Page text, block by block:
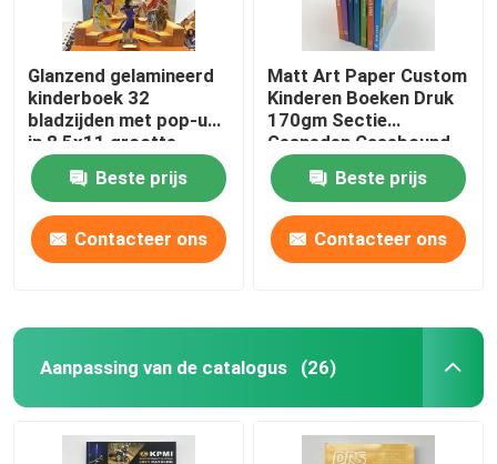
Glanzend gelamineerd
kinderboek 32
bladzijden met pop-ups
in 8,5x11 grootte
Beste prijs
Contacteer ons
Matt Art Paper Custom
Kinderen Boeken Druk
170gm Sectie
Gesneden Casebound
Beste prijs
Contacteer ons
Aanpassing van de catalogus (26)